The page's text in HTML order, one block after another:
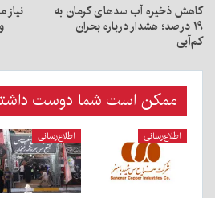
کاهش ذخیره آب سدهای کرمان به
۱۹ درصد؛ هشدار درباره بحران
کم‌آبی
ممکن است شما دوست
اطلاع‌رسانی اطلاع‌رسانی